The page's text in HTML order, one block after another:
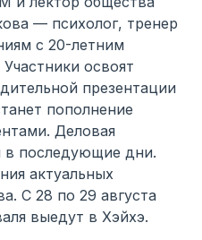
— психолог, тренер
с 20-летним
освоят
презентации
пополнение
Деловая
в последующие дни.
актуальных
С 28 по 29 августа
выедут в Хэйхэ.